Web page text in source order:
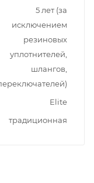
5 лет (за
исключением
резиновых
уплотнителей,
шлангов,
Elite
традиционная